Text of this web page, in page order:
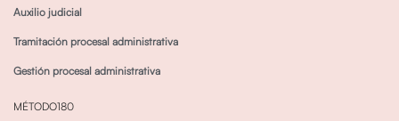
Auxilio judicial
Tramitación procesal administrativa
Gestión procesal administrativa
MÉTODO180